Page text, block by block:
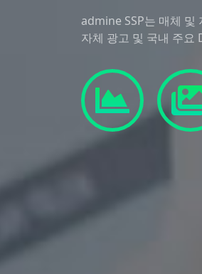
admine SSP는 매체 및
자체 광고 및 국내 주요